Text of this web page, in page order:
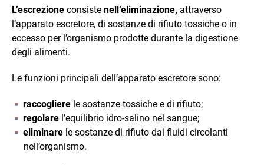
L’escrezione consiste nell’eliminazione, attraverso
l’apparato escretore, di sostanze di rifiuto tossiche o in
eccesso per l’organismo prodotte durante la digestione
degli alimenti.
Le funzioni principali dell’apparato escretore sono:
raccogliere le sostanze tossiche e di rifiuto;
regolare l’equilibrio idro-salino nel sangue;
eliminare le sostanze di rifiuto dai fluidi circolanti
nell’organismo.